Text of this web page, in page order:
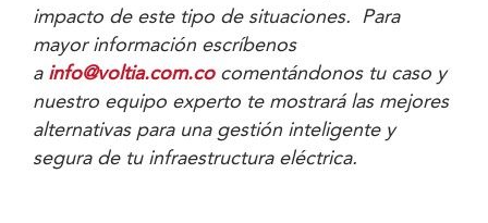
impacto de este tipo de situaciones. Para
mayor información escríbenos
a info@voltia.com.cocomentándonos tu caso y
nuestro equipo experto te mostrará las mejores
alternativas para una gestión inteligente y
segura de tu infraestructura eléctrica.